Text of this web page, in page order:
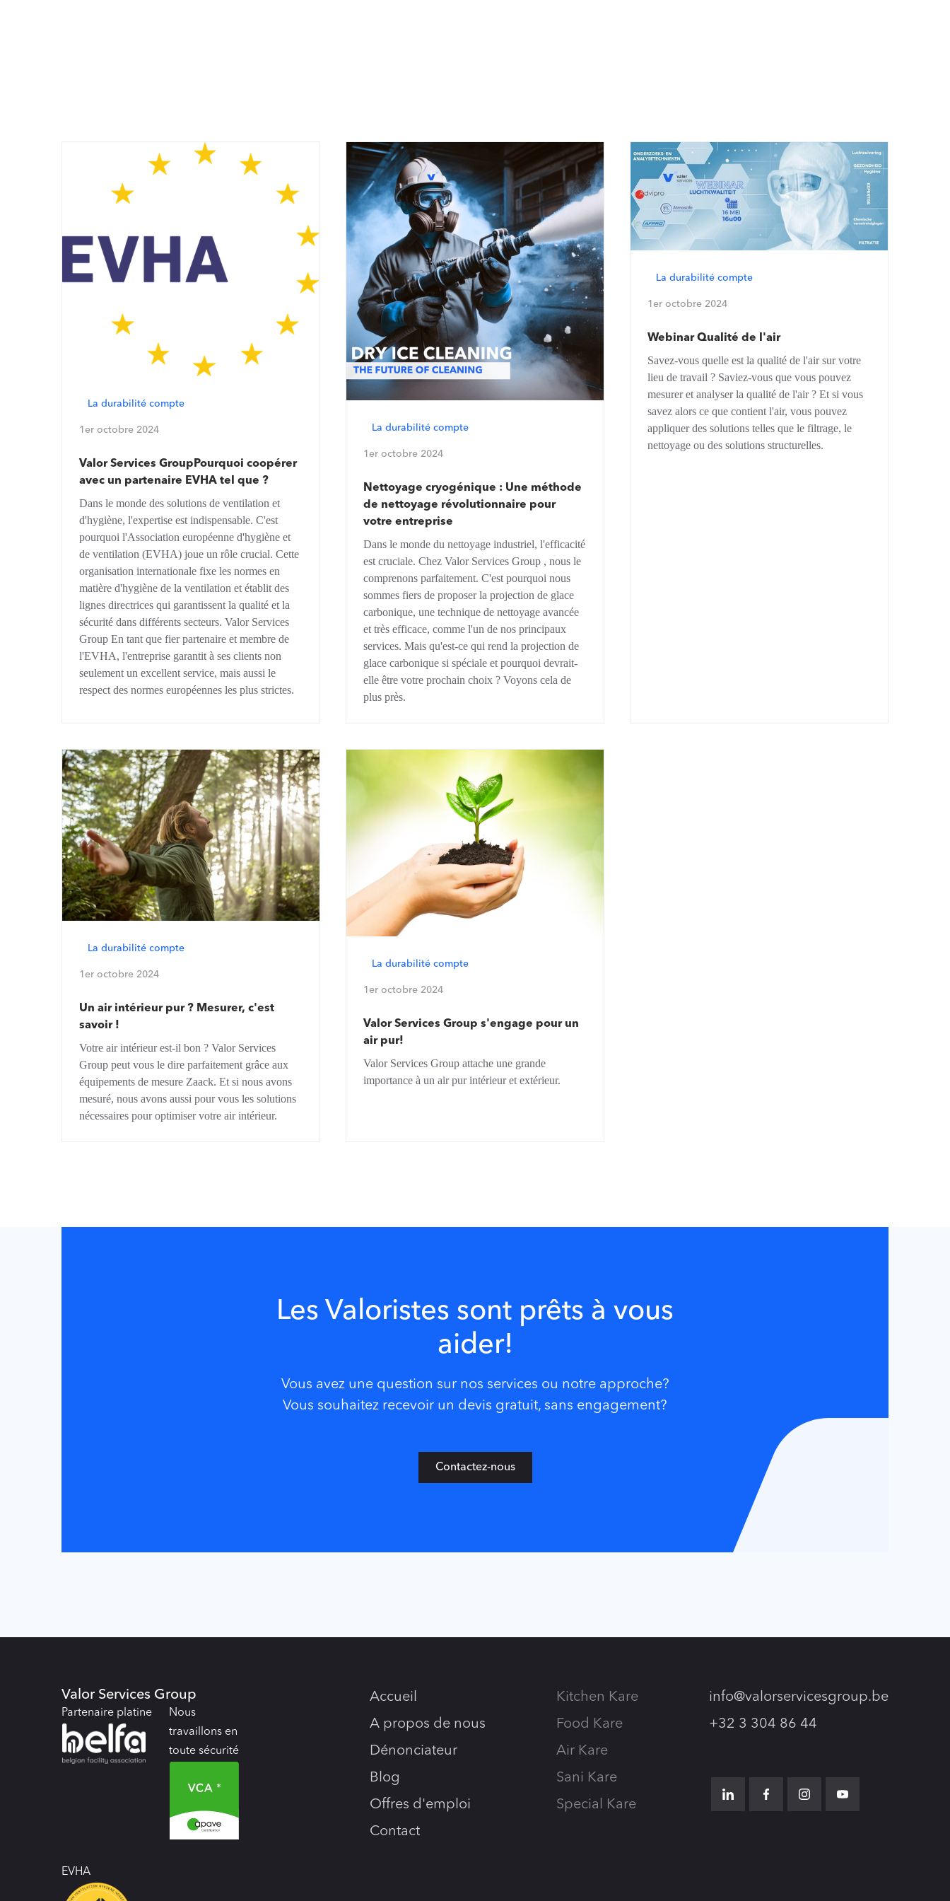
La durabilité compte
1er octobre 2024
Valor Services GroupPourquoi coopérer
avec un partenaire EVHA tel que ?
Dans le monde des solutions de ventilation et
d'hygiène, l'expertise est indispensable. C'est
pourquoi l'Association européenne d'hygiène et
de ventilation (EVHA) joue un rôle crucial. Cette
organisation internationale fixe les normes en
matière d'hygiène de la ventilation et établit des
lignes directrices qui garantissent la qualité et la
sécurité dans différents secteurs. Valor Services
Group En tant que fier partenaire et membre de
l'EVHA, l'entreprise garantit à ses clients non
seulement un excellent service, mais aussi le
respect des normes européennes les plus strictes.
La durabilité compte
1er octobre 2024
Nettoyage cryogénique : Une méthode
de nettoyage révolutionnaire pour
votre entreprise
Dans le monde du nettoyage industriel, l'efficacité
est cruciale. Chez Valor Services Group , nous le
comprenons parfaitement. C'est pourquoi nous
sommes fiers de proposer la projection de glace
carbonique, une technique de nettoyage avancée
et très efficace, comme l'un de nos principaux
services. Mais qu'est-ce qui rend la projection de
glace carbonique si spéciale et pourquoi devrait-
elle être votre prochain choix ? Voyons cela de
plus près.
La durabilité compte
1er octobre 2024
Webinar Qualité de l'air
Savez-vous quelle est la qualité de l'air sur votre
lieu de travail ? Saviez-vous que vous pouvez
mesurer et analyser la qualité de l'air ? Et si vous
savez alors ce que contient l'air, vous pouvez
appliquer des solutions telles que le filtrage, le
nettoyage ou des solutions structurelles.
La durabilité compte
1er octobre 2024
Un air intérieur pur ? Mesurer, c'est
savoir !
Votre air intérieur est-il bon ? Valor Services
Group peut vous le dire parfaitement grâce aux
équipements de mesure Zaack. Et si nous avons
mesuré, nous avons aussi pour vous les solutions
nécessaires pour optimiser votre air intérieur.
La durabilité compte
1er octobre 2024
Valor Services Group s'engage pour un
air pur!
Valor Services Group attache une grande
importance à un air pur intérieur et extérieur.
Les Valoristes sont prêts à vous
aider!
Vous avez une question sur nos services ou notre approche?
Vous souhaitez recevoir un devis gratuit, sans engagement?
Contactez-nous
Valor Services Group
Partenaire platine
Nous
travaillons en
toute sécurité
EVHA
Accueil
A propos de nous
Dénonciateur
Blog
Offres d'emploi
Contact
Kitchen Kare
Food Kare
Air Kare
Sani Kare
Special Kare
info@valorservicesgroup.be
+32 3 304 86 44